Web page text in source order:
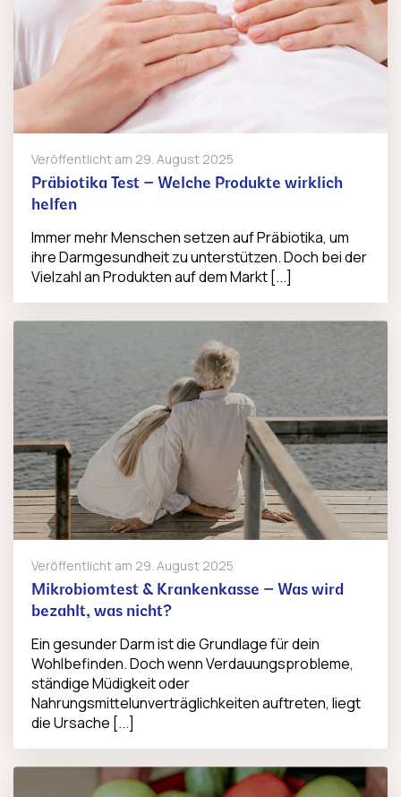
Veröffentlicht am 29. August 2025
Präbiotika Test – Welche Produkte wirklich
helfen
Immer mehr Menschen setzen auf Präbiotika, um
ihre Darmgesundheit zu unterstützen. Doch bei der
Vielzahl an Produkten auf dem Markt [...]
Veröffentlicht am 29. August 2025
Mikrobiomtest & Krankenkasse – Was wird
bezahlt, was nicht?
Ein gesunder Darm ist die Grundlage für dein
Wohlbefinden. Doch wenn Verdauungsprobleme,
ständige Müdigkeit oder
Nahrungsmittelunverträglichkeiten auftreten, liegt
die Ursache [...]